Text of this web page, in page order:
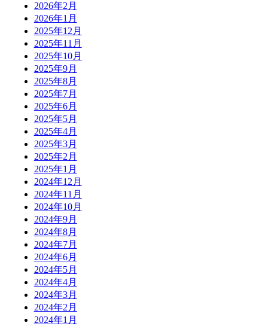
2026年2月
2026年1月
2025年12月
2025年11月
2025年10月
2025年9月
2025年8月
2025年7月
2025年6月
2025年5月
2025年4月
2025年3月
2025年2月
2025年1月
2024年12月
2024年11月
2024年10月
2024年9月
2024年8月
2024年7月
2024年6月
2024年5月
2024年4月
2024年3月
2024年2月
2024年1月